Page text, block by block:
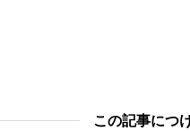
この記事につ